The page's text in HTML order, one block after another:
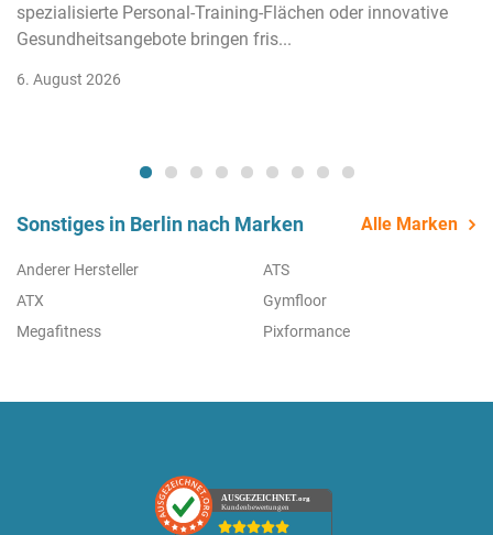
spezialisierte Personal-Training-Flächen oder innovative
Gesundheitsangebote bringen fris...
6. August 2026
Sonstiges in Berlin nach Marken Alle Marken
Anderer Hersteller
ATS
ATX
Gymfloor
Megafitness
Pixformance
AUSGEZEICHNET.org
Kundenbewertungen